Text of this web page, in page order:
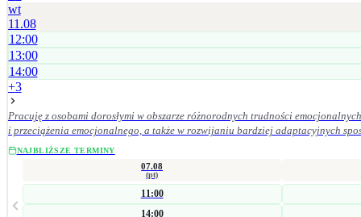
wt
11.08
12:00
13:00
14:00
+3
Pracuję z osobami dorosłymi w obszarze różnorodnych trudności
i przeciążenia emocjonalnego, a także w rozwijaniu bardziej adaptacyjnych sposobów radzenia sobie oraz
znaczenie mają dla mnie empatia, odpowiedzialność kliniczna, poufność,
NAJBLIŻSZE TERMINY
07.08
(pt)
11:00
14:00